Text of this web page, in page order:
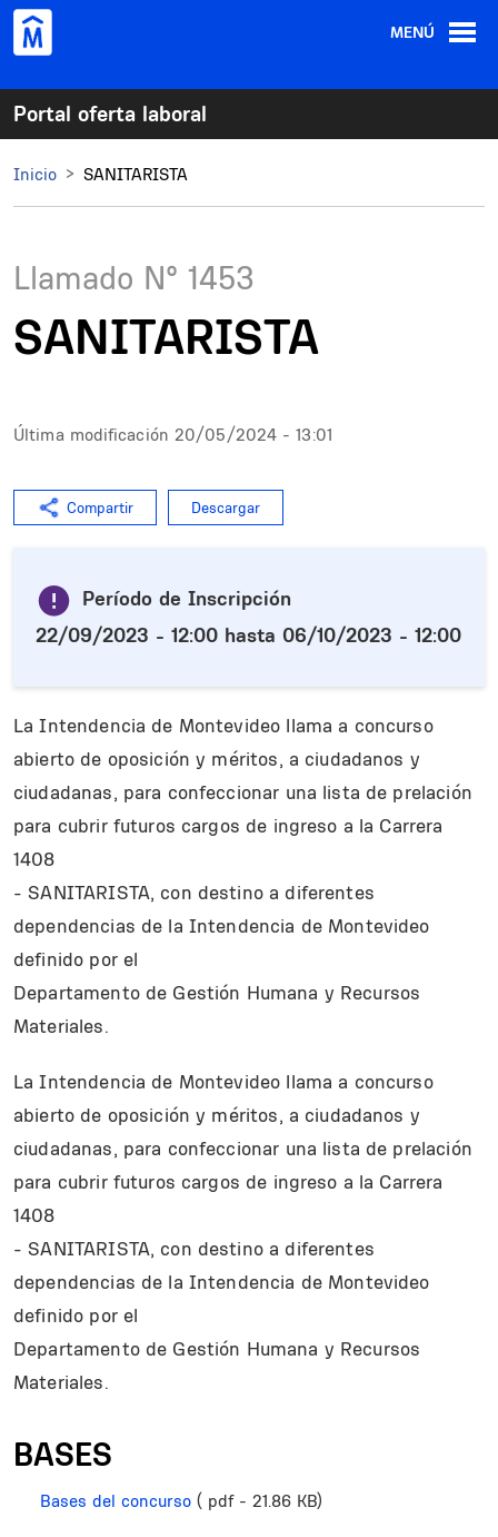
Pasar al contenido principal
MENÚ
Portal oferta laboral
Inicio SANITARISTA
Llamado N° 1453
SANITARISTA
Última modificación 20/05/2024 - 13:01
Compartir Descargar
Período de Inscripción
22/09/2023 - 12:00 hasta 06/10/2023 - 12:00
La Intendencia de Montevideo llama a concurso
abierto de oposición y méritos, a ciudadanos y
ciudadanas, para confeccionar una lista de prelación
para cubrir futuros cargos de ingreso a la Carrera
1408
- SANITARISTA, con destino a diferentes
dependencias de la Intendencia de Montevideo
definido por el
Departamento de Gestión Humana y Recursos
Materiales.
La Intendencia de Montevideo llama a concurso
abierto de oposición y méritos, a ciudadanos y
ciudadanas, para confeccionar una lista de prelación
para cubrir futuros cargos de ingreso a la Carrera
1408
- SANITARISTA, con destino a diferentes
dependencias de la Intendencia de Montevideo
definido por el
Departamento de Gestión Humana y Recursos
Materiales.
BASES
Bases del concurso ( pdf - 21.86 KB)